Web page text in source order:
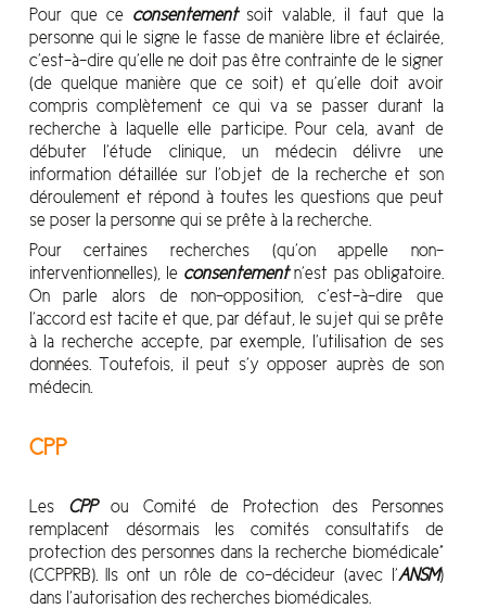
Pour que ce consentementsoit valable, il faut que la
personne qui le signe le fasse de manière libre et éclairée,
c’est-à-dire qu’elle ne doit pas être contrainte de le signer
(de quelque manière que ce soit) et qu’elle doit avoir
compris complètement ce qui va se passer durant la
recherche à laquelle elle participe. Pour cela, avant de
débuter l’étude clinique, un médecin délivre une
information détaillée sur l’objet de la recherche et son
déroulement et répond à toutes les questions que peut
se poser la personne qui se prête à la recherche.
Pour certaines recherches (qu’on appelle non-
interventionnelles), le consentementn’est pas obligatoire.
On parle alors de non-opposition, c’est-à-dire que
l’accord est tacite et que, par défaut, le sujet qui se prête
à la recherche accepte, par exemple, l’utilisation de ses
données. Toutefois, il peut s’y opposer auprès de son
médecin.
CPP
Les CPPou Comité de Protection des Personnes
remplacent désormais les comités consultatifs de
protection des personnes dans la recherche biomédicale”
(CCPPRB). Ils ont un rôle de co-décideur (avec l’ANSM)
dans l’autorisation des recherches biomédicales.